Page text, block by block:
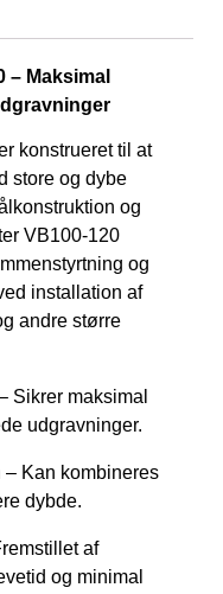
– Maksimal
konstrueret til at
store og dybe
og
VB100-120
og
installation af
andre større
Sikrer maksimal
udgravninger.
– Kan kombineres
dybde.
af
og minimal